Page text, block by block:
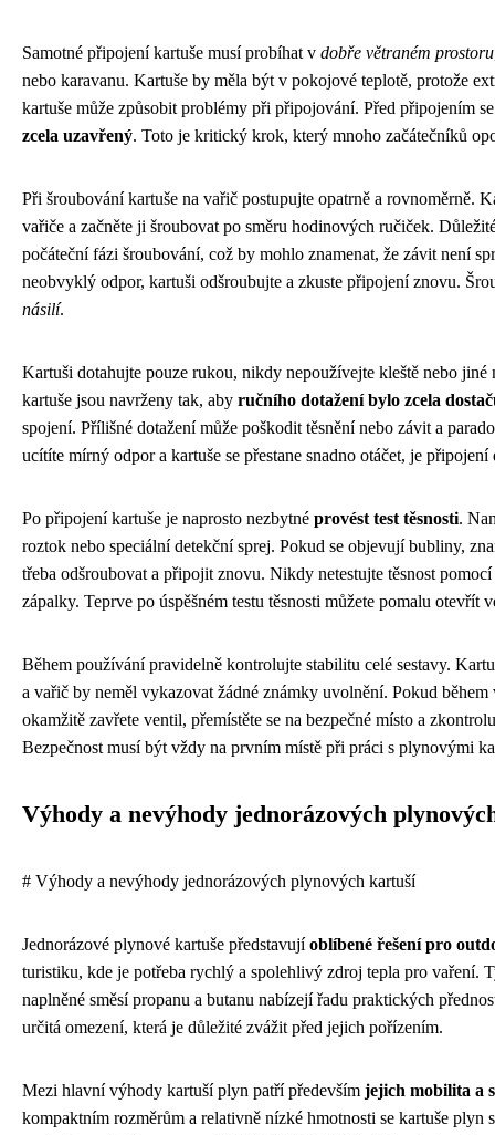
Samotné připojení kartuše musí probíhat v dobře větraném prostoru
nebo karavanu. Kartuše by měla být v pokojové teplotě, protože
kartuše může způsobit problémy při připojování. Před připojením
zcela uzavřený. Toto je kritický krok, který mnoho začátečníků
Při šroubování kartuše na vařič postupujte opatrně a rovnoměrně.
vařiče a začněte ji šroubovat po směru hodinových ručiček.
počáteční fázi šroubování, což by mohlo znamenat, že závit není
neobvyklý odpor, kartuši odšroubujte a zkuste připojení znovu.
násilí.
Kartuši dotahujte pouze rukou, nikdy nepoužívejte kleště nebo
kartuše jsou navrženy tak, aby ručního dotažení bylo zcela
spojení. Přílišné dotažení může poškodit těsnění nebo závit a
ucítíte mírný odpor a kartuše se přestane snadno otáčet, je připojení
Po připojení kartuše je naprosto nezbytné provést test těsnosti.
roztok nebo speciální detekční sprej. Pokud se objevují bubliny,
třeba odšroubovat a připojit znovu. Nikdy netestujte těsnost
zápalky. Teprve po úspěšném testu těsnosti můžete pomalu otevřít
Během používání pravidelně kontrolujte stabilitu celé sestavy.
a vařič by neměl vykazovat žádné známky uvolnění. Pokud
okamžitě zavřete ventil, přemístěte se na bezpečné místo a
Bezpečnost musí být vždy na prvním místě při práci s plynovými
Výhody a nevýhody jednorázových
# Výhody a nevýhody jednorázových plynových kartuší
Jednorázové plynové kartuše představujíoblíbené řešení pro
turistiku, kde je potřeba rychlý a spolehlivý zdroj tepla pro vaření.
naplněné směsí propanu a butanu nabízejí řadu praktických
určitá omezení, která je důležité zvážit před jejich pořízením.
Mezi hlavní výhody kartuší plyn patří především jejich mobilita a
kompaktním rozměrům a relativně nízké hmotnosti se kartuše plyn